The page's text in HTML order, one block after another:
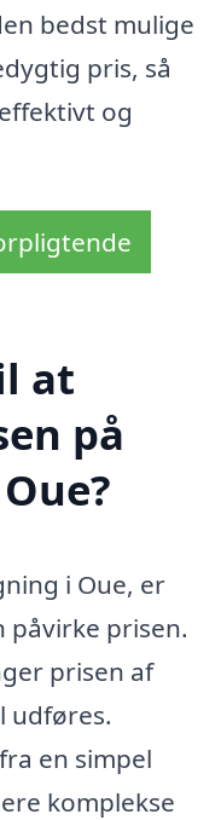
bedst mulige
pris, så
og
at
på
i Oue, er
påvirke prisen.
prisen af
udføres.
en simpel
komplekse